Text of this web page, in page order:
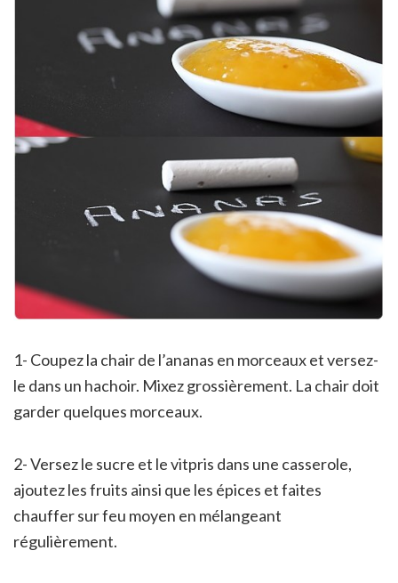
1- Coupez la chair de l’ananas en morceaux et versez-
le dans un hachoir. Mixez grossièrement. La chair doit
garder quelques morceaux.
2- Versez le sucre et le vitpris dans une casserole,
ajoutez les fruits ainsi que les épices et faites
chauffer sur feu moyen en mélangeant
régulièrement.